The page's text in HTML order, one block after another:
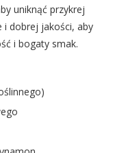
uniknąć przykrej
i dobrej jakości, aby
i bogaty smak.